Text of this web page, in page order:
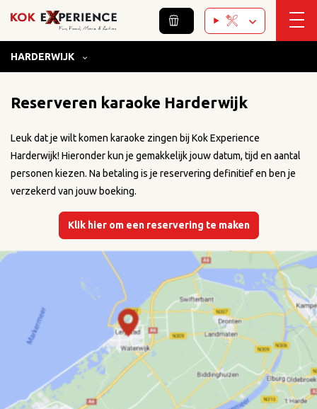
HARDERWIJK
Home / Harderwijk
Reserveren karaoke Harderwijk
Leuk dat je wilt komen karaoke zingen bij Kok Experience
Harderwijk! Hieronder kun je gemakkelijk jouw datum, tijd en aantal
personen kiezen. Na betaling is je reservering definitief en ben je
verzekerd van jouw boeking.
Klik hier om een reservering te maken